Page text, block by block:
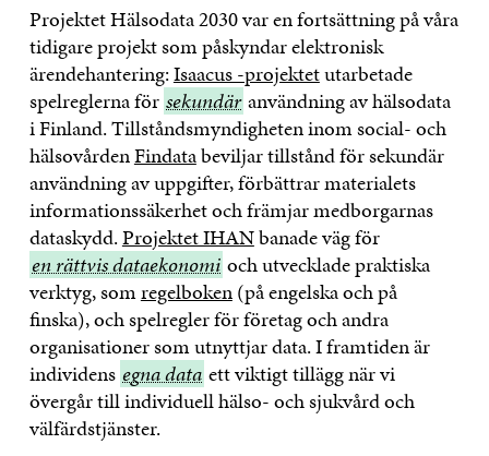
Projektet Hälsodata 2030 var en fortsättning på våra
tidigare projekt som påskyndar elektronisk
ärendehantering:Isaacus -projektetutarbetade
spelreglernaför <span
class="cf0">sekundär
sekundär användning av hälsodata
i Finland.Tillståndsmyndigheten inom social- och
hälsovårdenFindatabeviljar tillstånd för sekundär
användning av uppgifter, förbättrar materialets
informationssäkerhet och främjar medborgarnas
dataskydd.Projektet IHANbanade väg fören
rättvis
dataekonomi
en rättvis dataekonomi och utvecklade praktiska
verktyg, somregelboken(på engelska och på
finska), och spelregler för företag och andra
organisationer som utnyttjar data. I framtiden är
individens egna
data
egna data ett viktigt tillägg när vi
övergår till individuell hälso- och sjukvård och
välfärdstjänster.